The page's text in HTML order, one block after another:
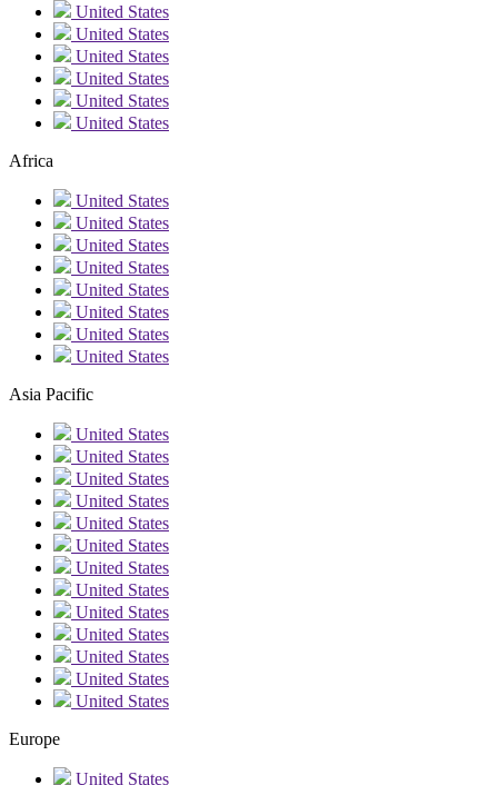
United States
United States
United States
United States
United States
United States
Africa
United States
United States
United States
United States
United States
United States
United States
United States
Asia Pacific
United States
United States
United States
United States
United States
United States
United States
United States
United States
United States
United States
United States
United States
Europe
United States